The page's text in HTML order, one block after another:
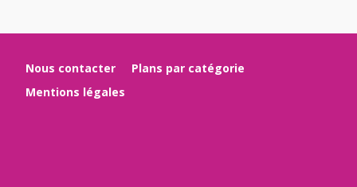
Nous contacter
Plans par catégorie
Mentions légales